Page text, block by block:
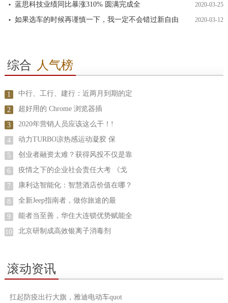
蓝思科技业绩同比暴涨310% 圆满完成全 2020-03-25
如果选车的时候再谨慎一下，我一定不会错过新自由 2020-03-12
综合 人气榜
1 中行、工行、建行：近两月到期的定
2 超好用的 Chrome 浏览器插
3 2020年营销人员应该这么干！!
4 动力TURBO凉热感运动凝胶 保
5 创业者融资太难？获得风投不仅是靠
6 疫情之下的企业社会责任大考 《戈
7 康利达智能化：智慧酒店价值在哪？
8 全新Jeep指南者，做你旅途的最
9 能者当至善，华住大连锁优势赋能全
10 北京研制成高效银离子消毒剂
滚动资讯
扛起防疫出行大旗，雅迪电动车quot